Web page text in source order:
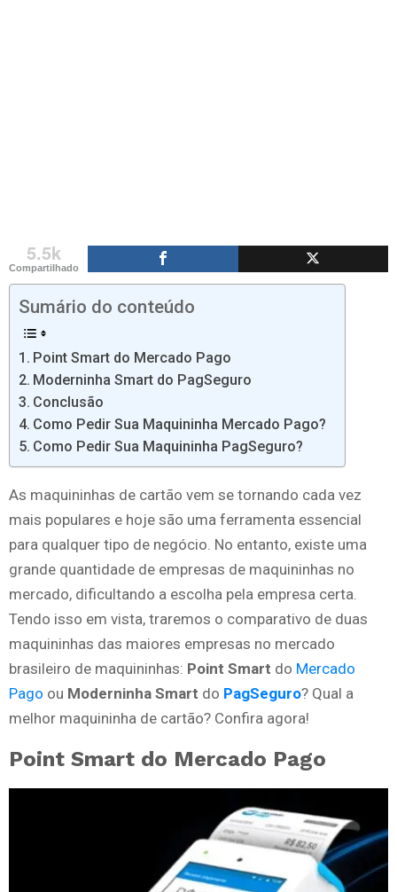
5.5k
Compartilhado
Sumário do conteúdo
Point Smart do Mercado Pago
Moderninha Smart do PagSeguro
Conclusão
Como Pedir Sua Maquininha Mercado Pago?
Como Pedir Sua Maquininha PagSeguro?
As maquininhas de cartão vem se tornando cada vez
mais populares e hoje são uma ferramenta essencial
para qualquer tipo de negócio. No entanto, existe uma
grande quantidade de empresas de maquininhas no
mercado, dificultando a escolha pela empresa certa.
Tendo isso em vista, traremos o comparativo de duas
maquininhas das maiores empresas no mercado
brasileiro de maquininhas: Point Smart do Mercado
Pago ou Moderninha Smart do PagSeguro? Qual a
melhor maquininha de cartão? Confira agora!
Point Smart do Mercado Pago